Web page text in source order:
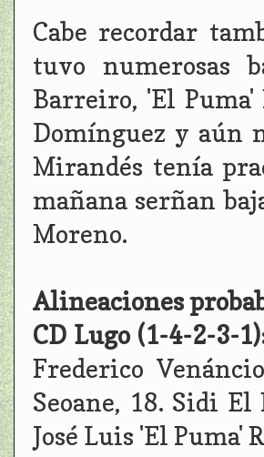
Cabe recordar
tuvo numerosas
Barreiro, 'El Puma'
Domínguez y aún
Mirandés tenía
mañana serñan
Moreno.
Alineaciones
CD Lugo (1-4-2-3-
Frederico
Seoane, 18. Sidi
José Luis 'El Puma'